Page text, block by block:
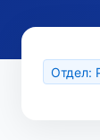
Отдел: